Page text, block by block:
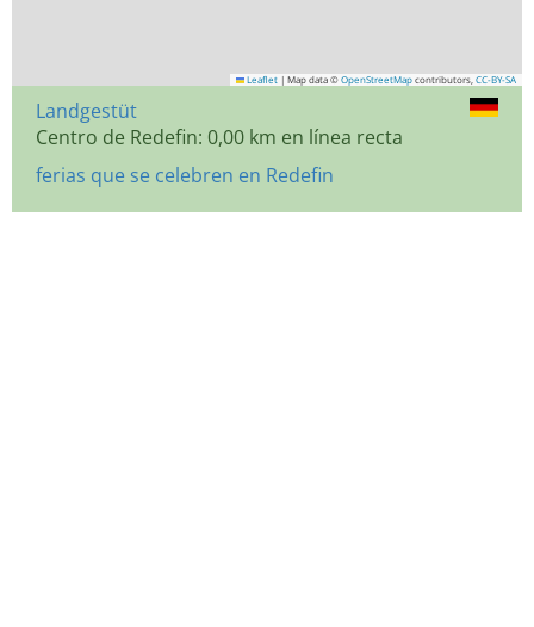
Leaflet | Map data © OpenStreetMap contributors, CC-BY-SA
Landgestüt
Centro de Redefin: 0,00 km en línea recta
ferias que se celebren en Redefin